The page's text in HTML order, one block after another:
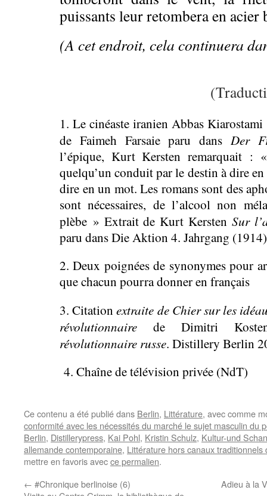
puissants leur retombera en
(A cet endroit, cela continuera
1. Le cinéaste iranien Abbas
de Faimeh Farsaie paru dans Der
l’épique, Kurt Kersten remarquait :
quelqu’un conduit par le destin à dire
dire en un mot. Les romans sont des
sont nécessaires, de l’alcool non
plèbe » Extrait de Kurt Kersten Sur
paru dans Die Aktion 4. Jahrgang
2. Deux poignées de synonymes pour
que chacun pourra donner en français
3. Citationextraite de Chier sur les
révolutionnaire de Dimitri
révolutionnaire russe. Distillery Berlin
4. Chaîne de télévision privée (NdT)
Ce contenu a été publié dans Berlin, Littérature, avec comme
conformité avec les nécessités du marché le sujet masculin du
Berlin, Distillerypress, Kai Pohl, Kristin Schulz, Kultur-und
allemande contemporaine, Littérature hors canaux traditionnels
mettre en favoris avecce permalien.
← #Chronique berlinoise (6)
Adieu à la